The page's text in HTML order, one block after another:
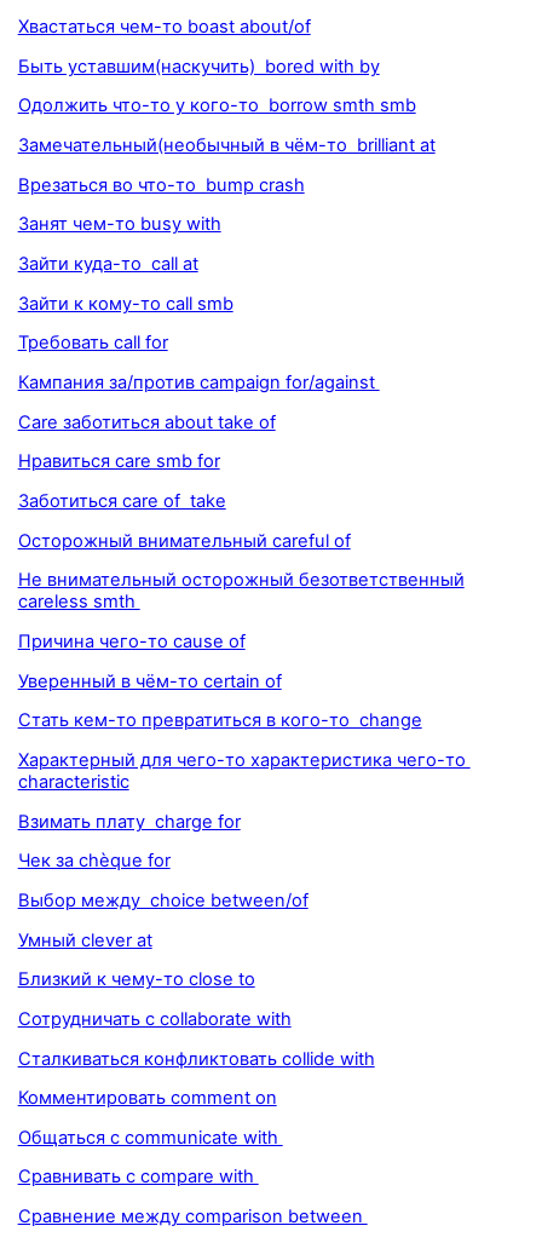
Хвастаться чем-то boast about/of
Быть уставшим(наскучить) bored with by
Одолжить что-то у кого-то borrow smth smb
Замечательный(необычный в чём-то brilliant at
Врезаться во что-то bump crash
Занят чем-то busy with
Зайти куда-то call at
Зайти к кому-то call smb
Требовать call for
Кампания за/против campaign for/against
Care заботиться about take of
Нравиться care smb for
Заботиться care of take
Осторожный внимательный careful of
Не внимательный осторожный безответственный
careless smth
Причина чего-то cause of
Уверенный в чём-то certain of
Стать кем-то превратиться в кого-то change
Характерный для чего-то характеристика чего-то
characteristic
Взимать плату charge for
Чек за chèque for
Выбор между choice between/of
Умный clever at
Близкий к чему-то close to
Сотрудничать с collaborate with
Сталкиваться конфликтовать collide with
Комментировать comment on
Общаться с communicate with
Сравнивать с compare with
Сравнение между comparison between